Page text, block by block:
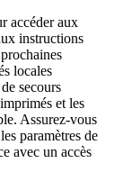
accéder aux
instructions
locales
secours
et les
Assurez-vous
paramètres de
avec un accès